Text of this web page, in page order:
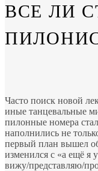
ВСЕ ЛИ
Часто поиск новой
иные танцевальные
пилонные номера
наполнились не
первый план вышел
изменился с «а ещё я
вижу/представляю/